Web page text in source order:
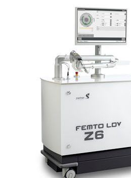
evolución
Módulo de Cálculo
Tracing compatible
tóricas
Estadísticas de
control de fijación